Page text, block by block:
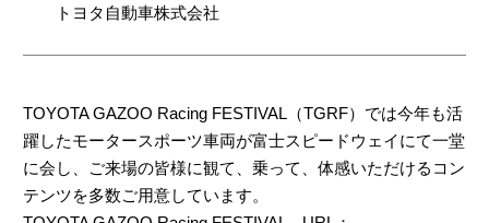
トヨタ自動車株式会社
TOYOTA GAZOO Racing FESTIVAL（TGRF）では今年も活
躍したモータースポーツ車両が富士スピードウェイにて一堂
に会し、ご来場の皆様に観て、乗って、体感いただけるコン
テンツを多数ご用意しています。